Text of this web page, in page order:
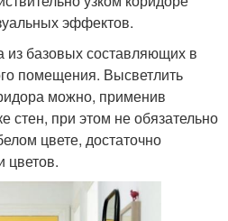
эффектов.
из базовых составляющих в
помещения. Высветлить
можно, применив
стен, при этом не обязательно
цвете, достаточно
цветов.